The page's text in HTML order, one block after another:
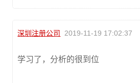
深圳注册公司 2019-11-19 17:02:37
学习了，分析的很到位